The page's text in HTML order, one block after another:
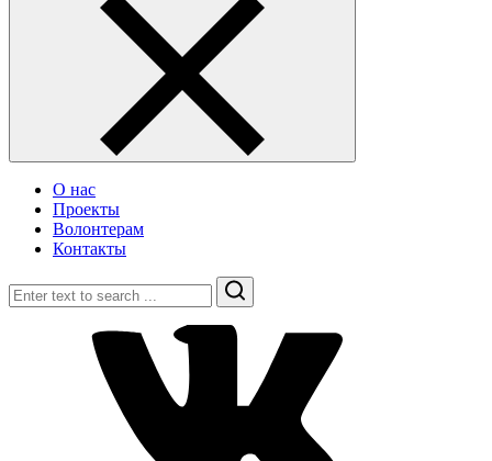
О нас
Проекты
Волонтерам
Контакты
Search